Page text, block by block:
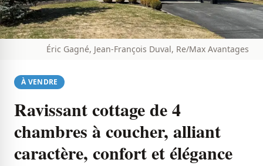
Éric Gagné, Jean-François Duval, Re/Max Avantages
À VENDRE
Ravissant cottage de 4
chambres à coucher, alliant
caractère, confort et élégance